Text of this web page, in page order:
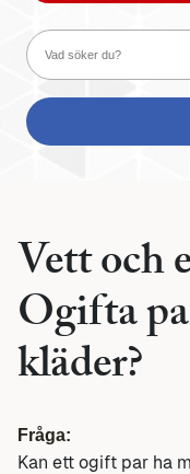
Vett och
Ogifta
kläder?
Fråga:
Kan ett ogift par ha